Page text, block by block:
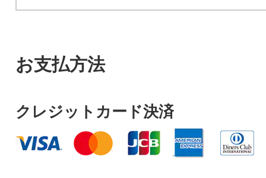
お支払方法
クレジットカード決済